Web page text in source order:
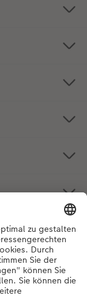
Sie uns gerne von
von 10:00 –
unter der